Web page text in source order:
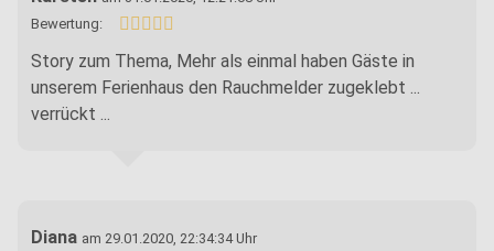
Bewertung:
Story zum Thema, Mehr als einmal haben Gäste in
unserem Ferienhaus den Rauchmelder zugeklebt ...
verrückt ...
Diana am 29.01.2020, 22:34:34 Uhr